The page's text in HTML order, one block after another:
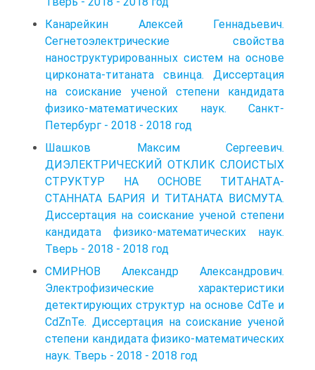
Канарейкин Алексей Геннадьевич.
Сегнетоэлектрические свойства
наноструктурированных систем на основе
цирконата-титаната свинца. Диссертация
на соискание ученой степени кандидата
физико-математических наук. Санкт-
Петербург - 2018 - 2018 год
Шашков Максим Сергеевич.
ДИЭЛЕКТРИЧЕСКИЙ ОТКЛИК СЛОИСТЫХ
СТРУКТУР НА ОСНОВЕ ТИТAHATА-
СТАННАТА БАРИЯ И ТИТАНАТА ВИСМУТА.
Диссертация на соискание ученой степени
кандидата физико-математических наук.
Тверь - 2018 - 2018 год
СМИРНОВ Александр Александрович.
Электрофизические характеристики
детектирующих структур на основе CdTe и
CdZnTe. Диссертация на соискание ученой
степени кандидата физико-математических
наук. Тверь - 2018 - 2018 год